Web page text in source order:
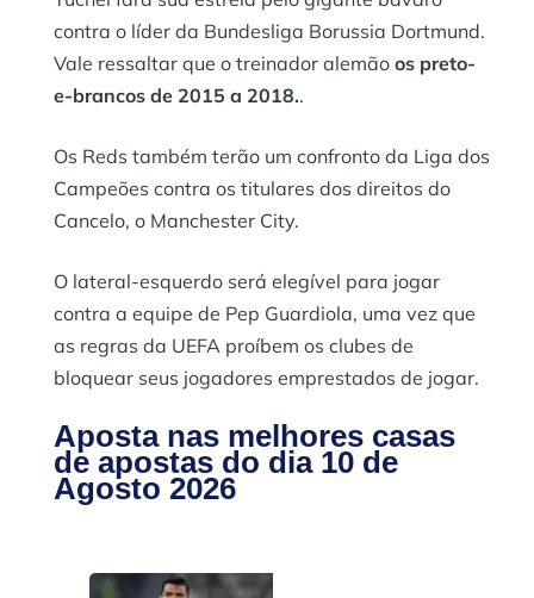
contra o líder da Bundesliga Borussia Dortmund.
Vale ressaltar que o treinador alemão os preto-
e-brancos de 2015 a 2018..
Os Reds também terão um confronto da Liga dos
Campeões contra os titulares dos direitos do
Cancelo, o Manchester City.
O lateral-esquerdo será elegível para jogar
contra a equipe de Pep Guardiola, uma vez que
as regras da UEFA proíbem os clubes de
bloquear seus jogadores emprestados de jogar.
Aposta nas melhores casas
de apostas do dia 10 de
Agosto 2026